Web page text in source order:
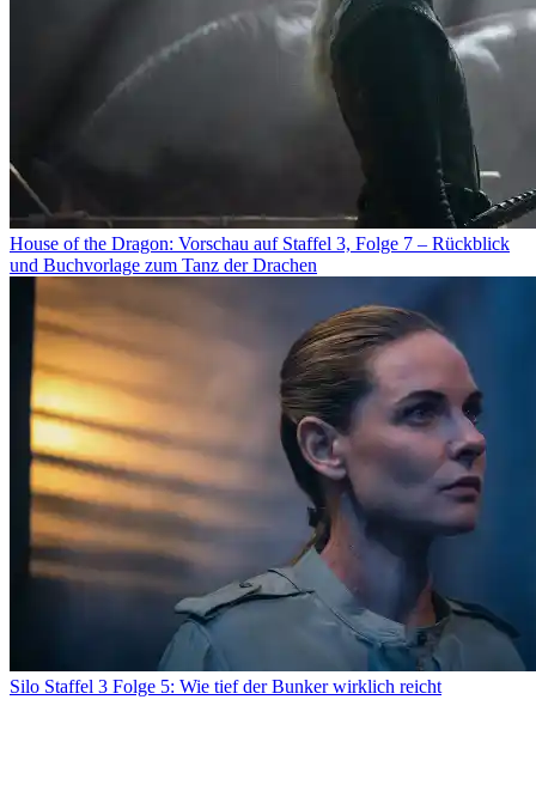
House of the Dragon: Vorschau auf Staffel 3, Folge 7 – Rückblick
und Buchvorlage zum Tanz der Drachen
Silo Staffel 3 Folge 5: Wie tief der Bunker wirklich reicht